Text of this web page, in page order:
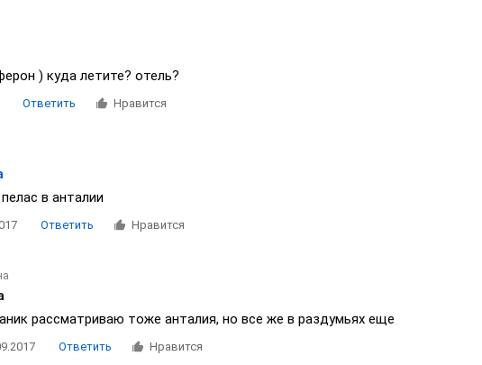
) куда летите? отель?
Ответить Нравится
в анталии
Ответить Нравится
рассматриваю тоже анталия, но все же в раздумьях еще
Ответить Нравится